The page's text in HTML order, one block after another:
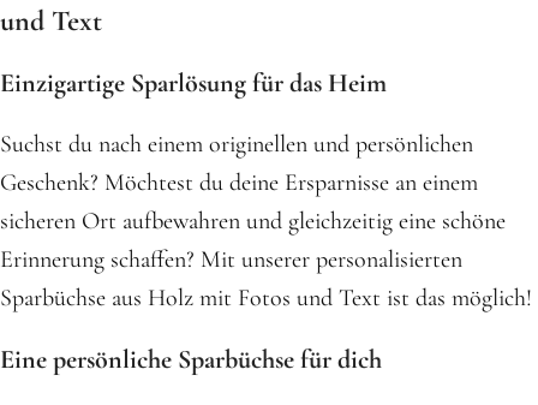
und Text
Einzigartige Sparlösung für das Heim
Suchst du nach einem originellen und persönlichen
Geschenk? Möchtest du deine Ersparnisse an einem
sicheren Ort aufbewahren und gleichzeitig eine schöne
Erinnerung schaffen? Mit unserer personalisierten
Sparbüchse aus Holz mit Fotos und Text ist das möglich!
Eine persönliche Sparbüchse für dich